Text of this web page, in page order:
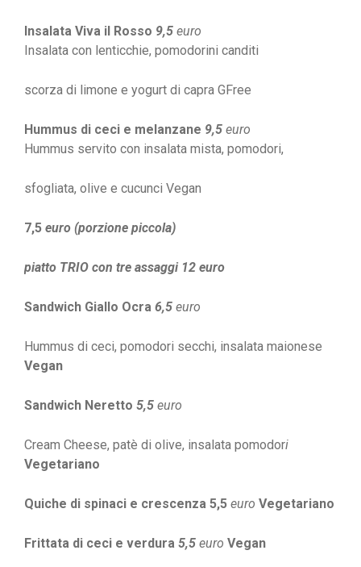
Insalata Viva il Rosso 9,5 euro
Insalata con lenticchie, pomodorini canditi
scorza di limone e yogurt di capra GFree
Hummus di ceci e melanzane 9,5 euro
Hummus servito con insalata mista, pomodori,
sfogliata, olive e cucunci Vegan
7,5 euro (porzione piccola)
piatto TRIO con tre assaggi 12 euro
Sandwich Giallo Ocra 6,5 euro
Hummus di ceci, pomodori secchi, insalata maionese
Vegan
Sandwich Neretto 5,5 euro
Cream Cheese, patè di olive, insalata pomodori
Vegetariano
Quiche di spinaci e crescenza 5,5 euro Vegetariano
Frittata di ceci e verdura 5,5 euro Vegan